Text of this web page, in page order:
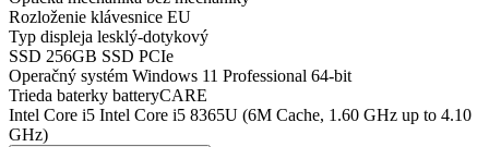
Rozloženie klávesnice EU
Typ displeja lesklý-dotykový
SSD 256GB SSD PCIe
Operačný systém Windows 11 Professional 64-bit
Trieda baterky batteryCARE
Intel Core i5 Intel Core i5 8365U (6M Cache, 1.60 GHz up to 4.10
GHz)